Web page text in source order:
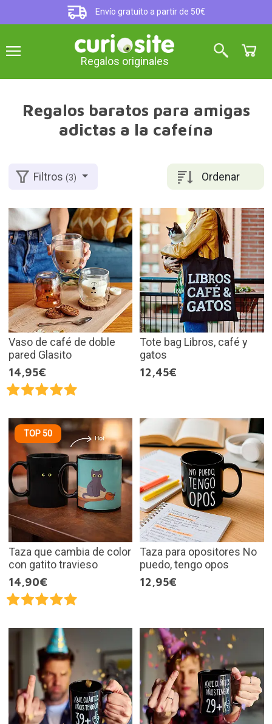
Envío gratuito a partir de 50€
Regalos originales
Regalos baratos para amigas
adictas a la cafeína
Ordenar
Filtros(3)
Vaso de café de doble
pared Glasito
14,95€
Tote bag Libros, café y
gatos
12,45€
TOP 50
Taza que cambia de color
con gatito travieso
14,90€
Taza para opositores No
puedo, tengo opos
12,95€